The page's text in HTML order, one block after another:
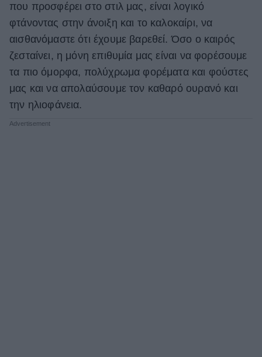
Χωρίς Ταμπέλες
Women's Forum
Hautes Grecians
που προσφέρει στο στιλ μας, είναι λογικό
φτάνοντας στην άνοιξη και το καλοκαίρι, να
αισθανόμαστε ότι έχουμε βαρεθεί. Όσο ο καιρός
ζεσταίνει, η μόνη επιθυμία μας είναι να φορέσουμε
τα πιο όμορφα, πολύχρωμα φορέματα και φούστες
μας και να απολαύσουμε τον καθαρό ουρανό και
την ηλιοφάνεια.